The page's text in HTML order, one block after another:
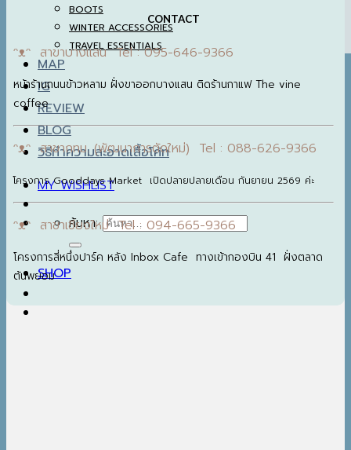
BOOTS
WINTER ACCESSORIES
TRAVEL ESSENTIALS
MAP
IG
REVIEW
BLOG
วิธีทำความสะอาดเสื้อโค้ท
MY WISHLIST
ค้นหา:
SHOP
CONTACT
ᵔᴥᵔ สาขาบางแสน Tel : 095-646-9366
หน้าร้านถนนข้าวหลาม ฝั่งขาออกบางแสน ติดร้านกาแฟ The vine
coffee
ᵔᴥᵔ สาขากทม. (พัฒนาการตัดใหม่) Tel : 088-626-9366
โครงการ Gooddays Market เปิดปลายปลายเดือน กันยายน 2569 ค่ะ
ᵔᴥᵔ สาขาเชียงใหม่ Tel : 094-665-9366
โครงการสี่หนึ่งปาร์ค หลัง Inbox Cafe ทางเข้ากองบิน 41 ฝั่งตลาด
ต้นพยอม